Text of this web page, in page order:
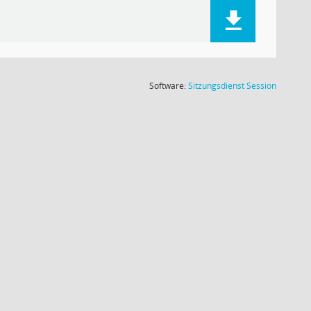
Software:SitzungsdienstSession(Wird in